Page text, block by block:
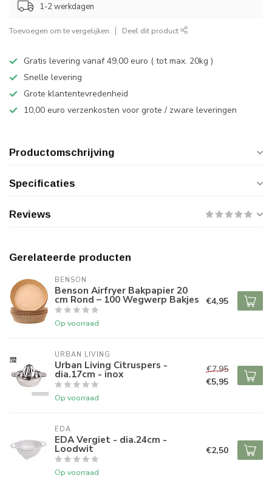
1-2 werkdagen
Toevoegen om te vergelijken Deel dit product
Gratis levering vanaf 49,00 euro ( tot max. 20kg )
Snelle levering
Grote klantentevredenheid
10,00 euro verzenkosten voor grote / zware leveringen
Productomschrijving
Specificaties
Reviews
Gerelateerde producten
BENSON
Benson Airfryer Bakpapier 20
cm Rond – 100 Wegwerp Bakjes
Op voorraad
€4,95
URBAN LIVING
Urban Living Citruspers -
dia.17cm - inox
Op voorraad
€7,95
€5,95
EDA
EDA Vergiet - dia.24cm -
Loodwit
Op voorraad
€2,50